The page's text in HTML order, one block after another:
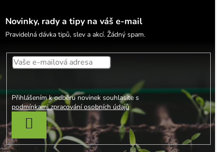
Novinky, rady a tipy na váš e-mail
Pravidelná dávka tipů, slev a akcí. Žádný spam.
Přihlášením k odběru novinek souhlasíte s
podmínkami zpracování osobních údajů
PŘIHLÁSIT SE